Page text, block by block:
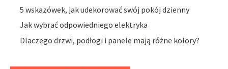
5 wskazówek, jak udekorować swój pokój dzienny
Jak wybrać odpowiedniego elektryka
Dlaczego drzwi, podłogi i panele mają różne kolory?